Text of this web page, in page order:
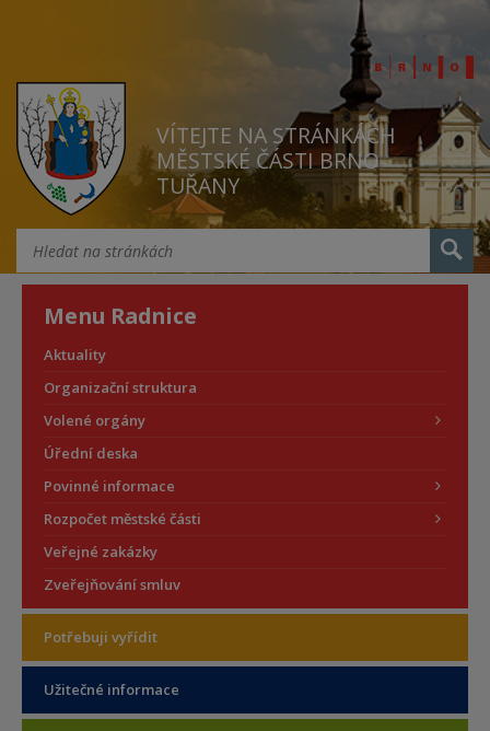
VÍTEJTE NA STRÁNKÁCH
MĚSTSKÉ ČÁSTI BRNO
TUŘANY
Menu Radnice
Aktuality
Organizační struktura
Volené orgány
Úřední deska
Povinné informace
Rozpočet městské části
Veřejné zakázky
Zveřejňování smluv
Potřebuji vyřídit
Užitečné informace